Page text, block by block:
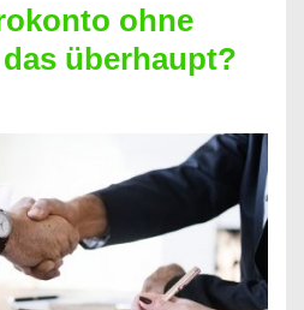
ohne
überhaupt?